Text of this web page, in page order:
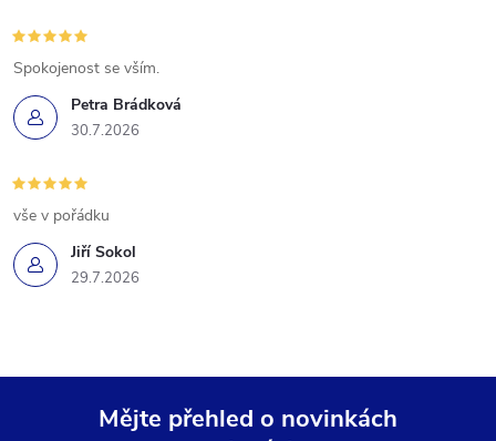
Petra Brádková
30.7.2026
Spokojenost se vším.
Jiří Sokol
29.7.2026
vše v pořádku
Mějte přehled o novinkách